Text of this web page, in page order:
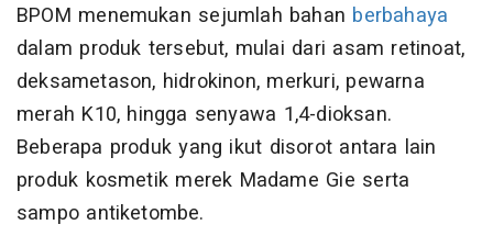
BPOM menemukan sejumlah bahan berbahaya
dalam produk tersebut, mulai dari asam retinoat,
deksametason, hidrokinon, merkuri, pewarna
merah K10, hingga senyawa 1,4-dioksan.
Beberapa produk yang ikut disorot antara lain
produk kosmetik merek Madame Gie serta
sampo antiketombe.